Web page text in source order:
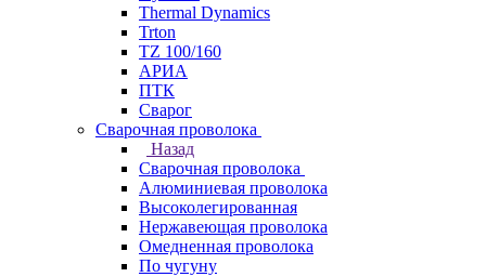
Thermal Dynamics
Trton
TZ 100/160
АРИА
ПТК
Сварог
Сварочная проволока
Назад
Сварочная проволока
Алюминиевая проволока
Высоколегированная
Нержавеющая проволока
Омедненная проволока
По чугуну